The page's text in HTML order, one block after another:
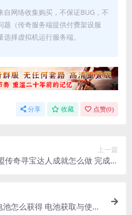
自网络收集购买，不保证BUG，不
题（传奇服务端提供付费架设服
择虚拟机运行服务端。
分享 收藏 点赞(0)
上一篇
传奇寻宝达人成就怎么做 完成方
怎么获得 电池获取与使用